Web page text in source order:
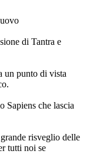
di Tantra e
un punto di vista
Sapiens che lascia
risveglio delle
tutti noi se